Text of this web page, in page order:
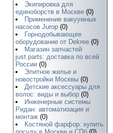
Экипировка для
единоборств в Москве (0)
Применение вакуумных
насосов Jurop (0)
Горнодобывающее
оборудование от Dekree (0)
Магазин запчастей
just.parts: доставка по всей
России (0)
Элитное жилье и
новостройки Москвы (0)
Детские аксессуары для
волос: виды и выбор (0)
Инженерные системы
Ридан: автоматизация и
монтаж (0)
Костяной фарфор: купить